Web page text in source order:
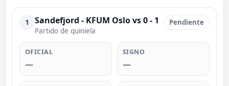
1 Sandefjord - KFUM Oslo vs 0 - 1
Partido de quiniela
Pendiente
OFICIAL
—
SIGNO
—